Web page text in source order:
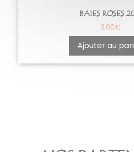
BAIES ROSES
3,00€
Ajouter au